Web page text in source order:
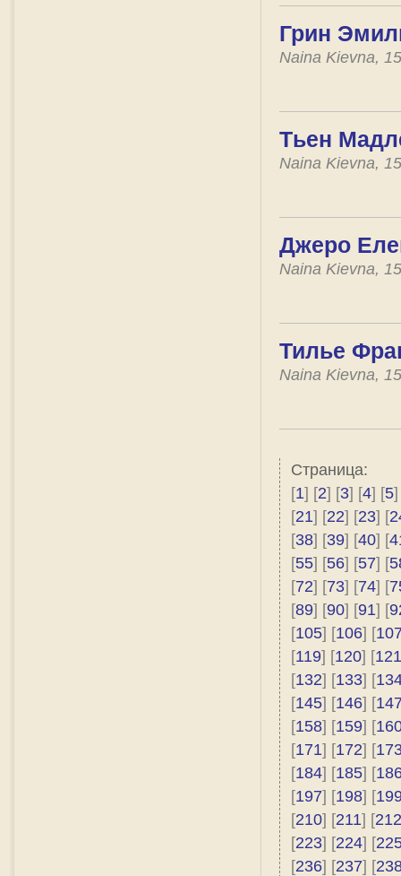
Грин
Naina Kievna,
Тьен
Naina Kievna,
Джеро
Naina Kievna,
Тилье
Naina Kievna,
Страница:
[1] [2] [3] [4] [5]
[21] [22] [23] [
[38] [39] [40] [
[55] [56] [57] [
[72] [73] [74] [
[89] [90] [91] [
[105] [106] [
[119] [120] [121
[132] [133] [
[145] [146] [
[158] [159] [
[171] [172] [
[184] [185] [
[197] [198] [
[210] [211] [212
[223] [224] [
[236] [237] [